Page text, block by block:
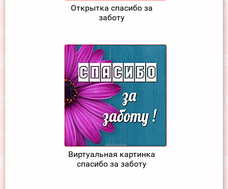
Открытка спасибо за
заботу
Виртуальная картинка
спасибо за заботу